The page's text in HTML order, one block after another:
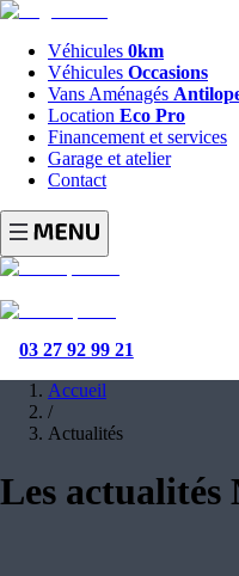
Véhicules 0km
Véhicules Occasions
Vans Aménagés
Location Eco Pro
Financement et services
Garage et atelier
Contact
03 27 92 99 21
Accueil
/
Actualités
Les actualités